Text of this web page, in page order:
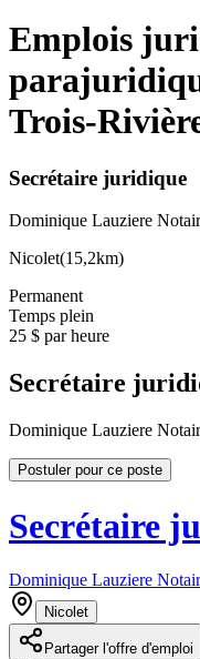
Emplois
Trois-
Secrétaire juridique
Dominique Lauziere
Nicolet(15,2km)
Permanent
Temps plein
25 $ par heure
Secrétaire
Dominique Lauziere
Postuler pour ce poste
Secrétaire
Dominique Lauziere
Nicolet
Partager l'offre d'emploi